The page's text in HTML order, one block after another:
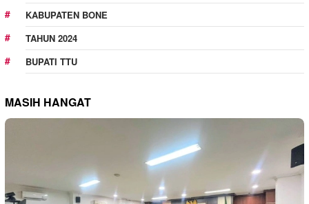
KABUPATEN BONE
TAHUN 2024
BUPATI TTU
MASIH HANGAT